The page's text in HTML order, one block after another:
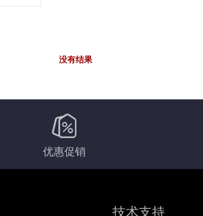
没有结果
优惠促销
技术支持